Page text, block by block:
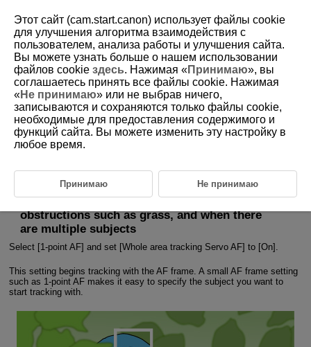
5-1-3 Capturing a Single Subject from Among
Moving Subjects (Method C)
How to use tracking for photographing animals and vehicles, and
whole area tracking off 1-point AF
This section covers how to continue photographing a single subject from
among multiple subjects with tracking when shooting animals and
Tracking the main subject in scenes with
obstructions such as grass, and when there
are multiple subjects
Select [1-point AF] and set [Whole area tracking Servo AF] to [On].
This setting begins tracking with the AF frame. A small AF frame setting
such as 1-point AF makes it easy to specify the subject you want to
start tracking with.
Этот сайт (cam.start.canon) использует файлы cookie
для улучшения алгоритма взаимодействия с
пользователем, анализа работы и улучшения сайта.
Вы можете узнать больше о нашем использовании
файлов cookie здесь. Нажимая «Принимаю», вы
соглашаетесь принять все файлы cookie. Нажимая
«Не принимаю» или не выбрав ничего,
записываются и сохраняются только файлы cookie,
необходимые для предоставления содержимого и
функций сайта. Вы можете изменить эту настройку в
любое время.
Принимаю Не принимаю